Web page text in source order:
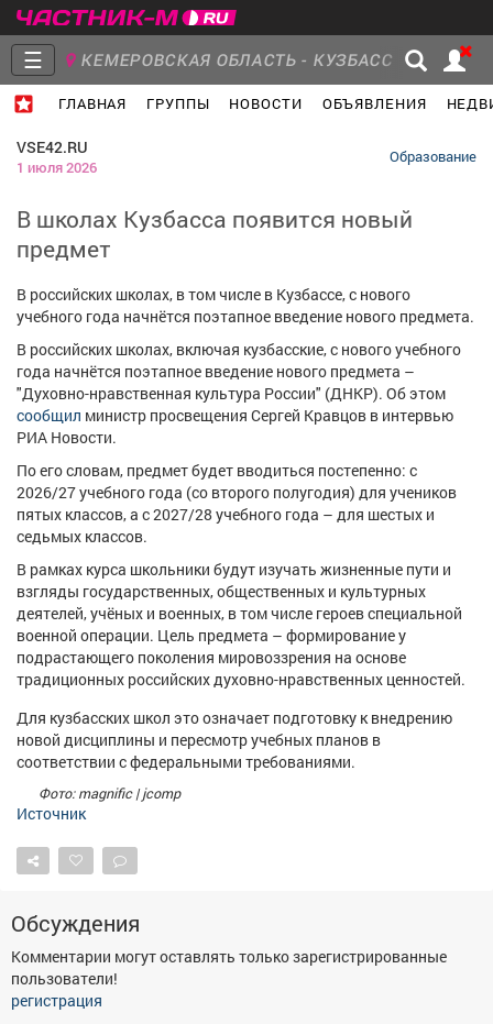
☰ КЕМЕРОВСКАЯ ОБЛАСТЬ - КУЗБАСС
ГЛАВНАЯ ГРУППЫ НОВОСТИ ОБЪЯВЛЕНИЯ
Объявления
Работа Транспорт Компании
Афиша Обучение Проекты
ТВ программа Я - пенсионер
VSE42.RU
1 июля 2026
Образование
В школах Кузбасса появится новый
предмет
В российских школах, в том числе в Кузбассе, с нового
учебного года начнётся поэтапное введение нового предмета.
В российских школах, включая кузбасские, с нового учебного
года начнётся поэтапное введение нового предмета –
"Духовно-нравственная культура России" (ДНКР). Об этом
сообщил министр просвещения Сергей Кравцов в интервью
РИА Новости.
По его словам, предмет будет вводиться постепенно: с
2026/27 учебного года (со второго полугодия) для учеников
пятых классов, а с 2027/28 учебного года – для шестых и
седьмых классов.
В рамках курса школьники будут изучать жизненные пути и
взгляды государственных, общественных и культурных
деятелей, учёных и военных, в том числе героев специальной
военной операции. Цель предмета – формирование у
подрастающего поколения мировоззрения на основе
традиционных российских духовно-нравственных ценностей.
Для кузбасских школ это означает подготовку к внедрению
новой дисциплины и пересмотр учебных планов в
соответствии с федеральными требованиями.
Фото: magnific | jcomp
Источник
Обсуждения
Комментарии могут оставлять только зарегистрированные
пользователи!
регистрация